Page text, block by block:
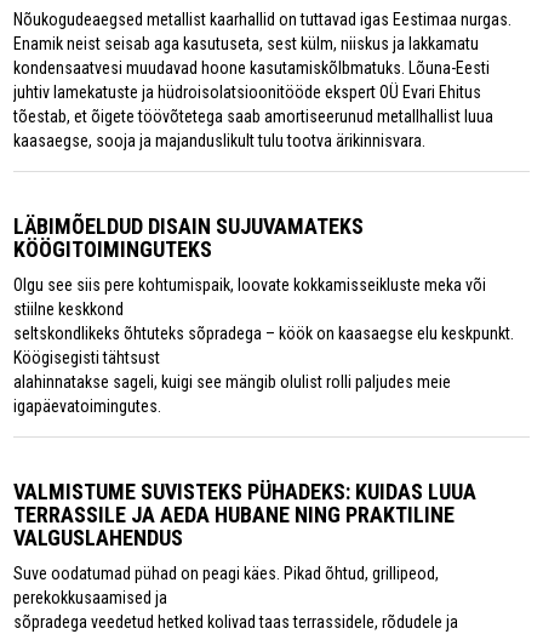
Nõukogudeaegsed metallist kaarhallid on tuttavad igas Eestimaa nurgas.
Enamik neist seisab aga kasutuseta, sest külm, niiskus ja lakkamatu
kondensaatvesi muudavad hoone kasutamiskõlbmatuks. Lõuna-Eesti
juhtiv lamekatuste ja hüdroisolatsioonitööde ekspert OÜ Evari Ehitus
tõestab, et õigete töövõtetega saab amortiseerunud metallhallist luua
kaasaegse, sooja ja majanduslikult tulu tootva ärikinnisvara.
LÄBIMÕELDUD DISAIN SUJUVAMATEKS
KÖÖGITOIMINGUTEKS
Olgu see siis pere kohtumispaik, loovate kokkamisseikluste meka või
stiilne keskkond
seltskondlikeks õhtuteks sõpradega – köök on kaasaegse elu keskpunkt.
Köögisegisti tähtsust
alahinnatakse sageli, kuigi see mängib olulist rolli paljudes meie
igapäevatoimingutes.
VALMISTUME SUVISTEKS PÜHADEKS: KUIDAS LUUA
TERRASSILE JA AEDA HUBANE NING PRAKTILINE
VALGUSLAHENDUS
Suve oodatumad pühad on peagi käes. Pikad õhtud, grillipeod,
perekokkusaamised ja
sõpradega veedetud hetked kolivad taas terrassidele, rõdudele ja